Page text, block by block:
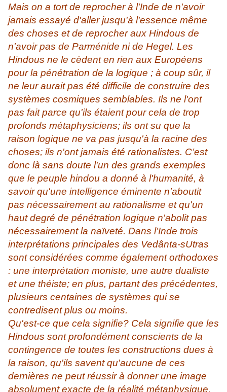
Mais on a tort de reprocher à l'Inde de n'avoir
jamais essayé d'aller jusqu'à l'essence même
des choses et de reprocher aux Hindous de
n'avoir pas de Parménide ni de Hegel. Les
Hindous ne le cèdent en rien aux Européens
pour la pénétration de la logique ; à coup sûr, il
ne leur aurait pas été difficile de construire des
systèmes cosmiques semblables. Ils ne l'ont
pas fait parce qu'ils étaient pour cela de trop
profonds métaphysiciens; ils ont su que la
raison logique ne va pas jusqu'à la racine des
choses; ils n'ont jamais été rationalistes. C’est
donc là sans doute l'un des grands exemples
que le peuple hindou a donné à l'humanité, à
savoir qu'une intelligence éminente n'aboutit
pas nécessairement au rationalisme et qu'un
haut degré de pénétration logique n'abolit pas
nécessairement la naïveté. Dans l’Inde trois
interprétations principales des Vedânta-sUtras
sont considé­rées comme également orthodoxes
: une interprétation moniste, une autre dualiste
et une théiste; en plus, partant des précédentes,
plusieurs centaines de systèmes qui se
contredisent plus ou moins.
Qu'est-ce que cela signifie? Cela signifie que les
Hindous sont profondément conscients de la
contingence de toutes les constructions dues à
la raison, qu'ils savent qu'aucune de ces
dernières ne peut réussir à donner une image
absolument exacte de la réalité métaphysique,